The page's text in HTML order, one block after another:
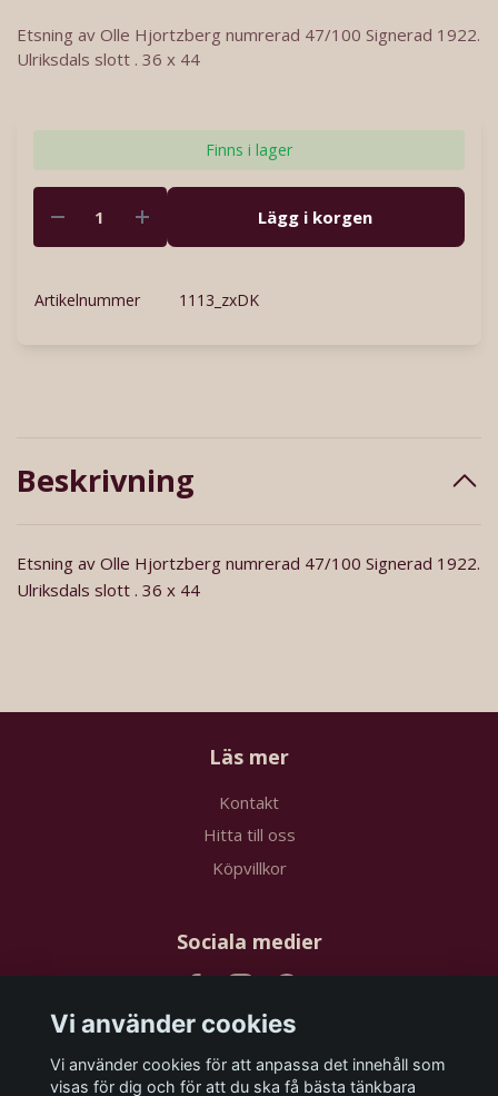
Etsning av Olle Hjortzberg numrerad 47/100 Signerad 1922.
Ulriksdals slott . 36 x 44
Finns i lager
Lägg i korgen
Artikelnummer 1113_zxDK
Beskrivning
Etsning av Olle Hjortzberg numrerad 47/100 Signerad 1922.
Ulriksdals slott . 36 x 44
Läs mer
Kontakt
Hitta till oss
Köpvillkor
Sociala medier
Prenumerera på vårt nyhetsbrev
Vi använder cookies
Vi använder cookies för att anpassa det innehåll som
visas för dig och för att du ska få bästa tänkbara